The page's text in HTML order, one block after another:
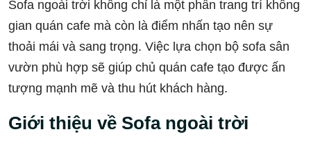
Sofa ngoài trời không chỉ là một phần trang trí không
gian quán cafe mà còn là điểm nhấn tạo nên sự
thoải mái và sang trọng. Việc lựa chọn bộ sofa sân
vườn phù hợp sẽ giúp chủ quán cafe tạo được ấn
tượng mạnh mẽ và thu hút khách hàng.
Giới thiệu về Sofa ngoài trời